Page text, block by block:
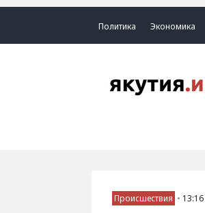
Политика Экономика
Происшествия •